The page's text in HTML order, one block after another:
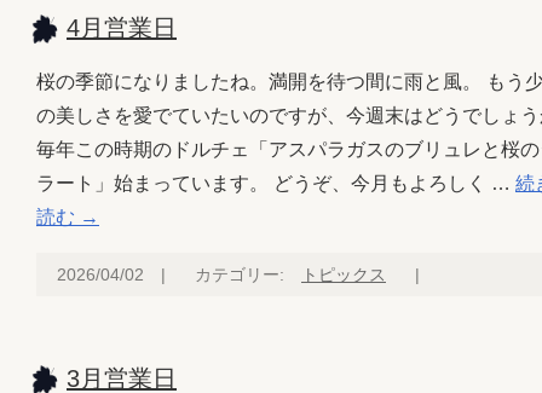
4月営業日
桜の季節になりましたね。満開を待つ間に雨と風。 もう
の美しさを愛でていたいのですが、今週末はどうでしょ
毎年この時期のドルチェ「アスパラガスのブリュレと桜
ラート」始まっています。 どうぞ、今月もよろしく … 続
読む →
2026/04/02 | カテゴリー: トピックス |
3月営業日